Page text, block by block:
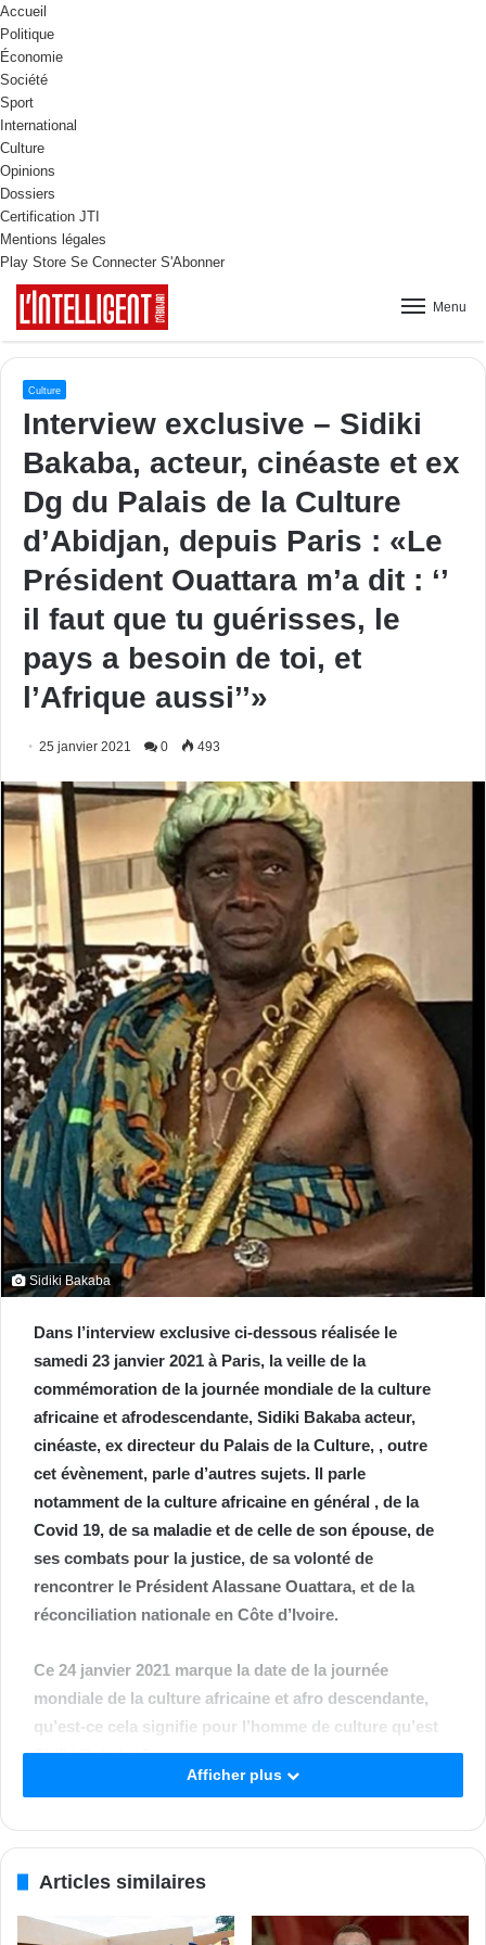
Accueil
Politique
Économie
Société
Sport
International
Culture
Opinions
Dossiers
Certification JTI
Mentions légales
Play Store Se Connecter S'Abonner
Menu
Culture
Interview exclusive – Sidiki
Bakaba, acteur, cinéaste et ex
Dg du Palais de la Culture
d’Abidjan, depuis Paris : «Le
Président Ouattara m’a dit : ‘’
il faut que tu guérisses, le
pays a besoin de toi, et
l’Afrique aussi’’»
25 janvier 2021 0 493
Sidiki Bakaba
Dans l’interview exclusive ci-dessous réalisée le
samedi 23 janvier 2021 à Paris, la veille de la
commémoration de la journée mondiale de la culture
africaine et afrodescendante, Sidiki Bakaba acteur,
cinéaste, ex directeur du Palais de la Culture, , outre
cet évènement, parle d’autres sujets. Il parle
notamment de la culture africaine en général , de la
Covid 19, de sa maladie et de celle de son épouse, de
ses combats pour la justice, de sa volonté de
rencontrer le Président Alassane Ouattara, et de la
réconciliation nationale en Côte d’Ivoire.
Ce 24 janvier 2021 marque la date de la journée
mondiale de la culture africaine et afro descendante,
qu’est-ce cela signifie pour l’homme de culture qu’est
Sidiki Bakaba ?
adolescents, beaucoup d’espoir quant à l’avenir de notre
communauté à travers le monde. Et depuis, la deuxième
Afficher plus
Articles similaires